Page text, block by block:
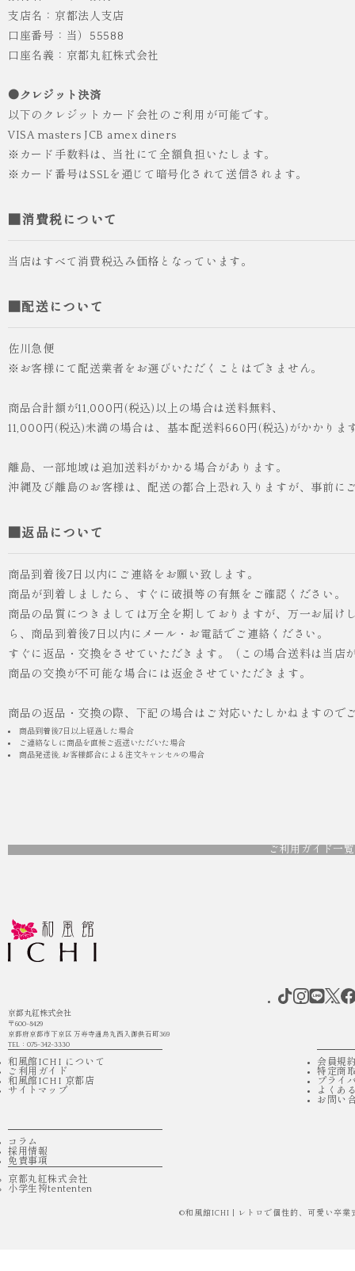
支店名：京都法人支店
口座番号：当）55588
口座名義：京都丸紅株式会社
●クレジット決済
以下のクレジットカード会社のご利用が可能です。
VISA masters JCB amex diners
※カード手数料は、当社にて全額負担いたします。
※カード番号はSSLを通じて暗号化されて送信されます。
■消費税について
当店はすべて消費税込み価格となっています。
■配送について
佐川急便
※お客様にて配送業者をお選びいただくことはできません。
商品合計額が11,000円(税込)以上の場合は送料無料、
11,000円(税込)未満の場合は、基本配送料660円(税込)がかかりま
離島、一部地域は追加送料がかかる場合があります。
沖縄及び離島のお客様は、配送の都合上恐れ入りますが、事前に
■返品について
商品到着後7日以内にご連絡をお願い致します。
商品が到着しましたら、すぐに破損等の有無をご確認ください。
商品の品質につきましては万全を期しておりますが、万一お届け
ら、商品到着後7日以内にメール・お電話でご連絡ください。
すぐに返品・交換をさせていただきます。（この場合送料は当店
商品の交換が不可能な場合には返金させていただきます。
商品の返品・交換の際、下記の場合はご対応いたしかねますので
商品到着後7日以上経過した場合
ご連絡なしに商品を直接ご返送いただいた場合
商品発送後, お客様都合による注文キャンセルの場合
ご利用ガイド一
京都丸紅株式会社
〒600-8429
京都府京都市下京区 万寿寺通烏丸西入御供石町369
TEL：075-342-3330
和風館ICHI について
ご利用ガイド
和風館ICHI 京都店
サイトマップ
会員規
特定商
プライ
よくあ
お問い
コラム
採用情報
免責事項
京都丸紅株式会社
小学生袴tententen
©和風館ICHI | レトロで個性的、可愛い卒業